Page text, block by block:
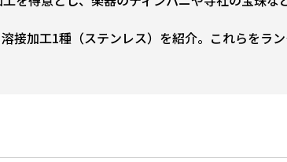
接加工1種（ステンレス）を紹介。これらをラ